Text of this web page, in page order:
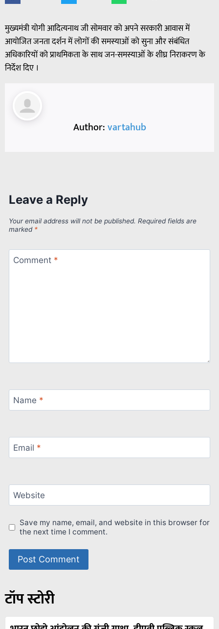
मुख्यमंत्री योगी आदित्यनाथ जी सोमवार को अपने सरकारी आवास में
आयोजित जनता दर्शन में लोगों की समस्याओं को सुना और संबंधित
अधिकारियों को प्राथमिकता के साथ जन-समस्याओं के शीघ्र निराकरण के
निर्देश दिए ।
Author:vartahub
Leave a Reply
Your email address will not be published. Required fields are
marked *
Comment *
Name *
Email *
Website
Save my name, email, and website in this browser for
the next time I comment.
टॉप स्टोरी